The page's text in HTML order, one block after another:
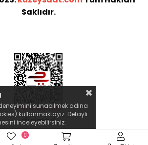
Saklıdır.
sunabilmek adına
kullanmaktayız. Detaylı
inceleyebilirsiniz.
0